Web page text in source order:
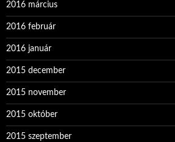
2016 március
2016 február
2016 január
2015 december
2015 november
2015 október
2015 szeptember